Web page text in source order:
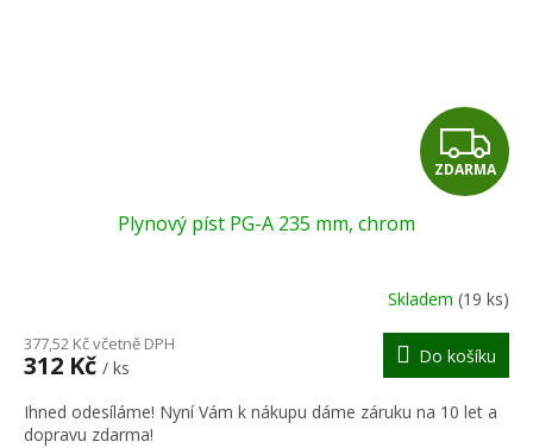
Z
D
R
M
A
ZDARMA
Plynový píst PG-A 235 mm, chrom
Skladem (19 ks)
377,52 Kč včetně DPH
312 Kč / ks
Do košíku
Ihned odesíláme! Nyní Vám k nákupu dáme záruku na 10 let a
dopravu zdarma!